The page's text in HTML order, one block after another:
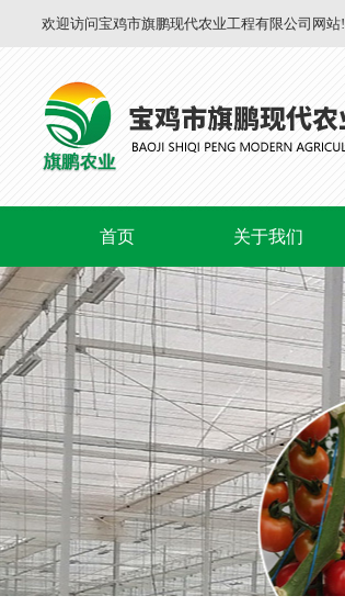
欢迎访问宝鸡市旗鹏现代农业工程有限公司网站!
首页 关于我们